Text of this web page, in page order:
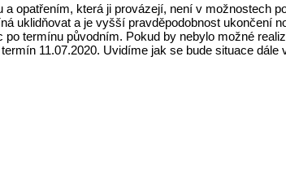
opatřením, která ji provázejí, není v možnostech
uklidňovat a je vyšší pravděpodobnost ukončení
termínu původním. Pokud by nebylo možné
11.07.2020. Uvidíme jak se bude situace